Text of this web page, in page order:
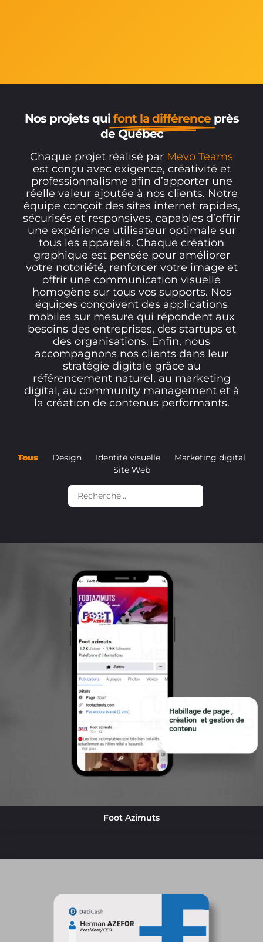
Nos projets qui font la différence près
de Québec
Chaque projet réalisé par Mevo Teams
est conçu avec exigence, créativité et
professionnalisme afin d’apporter une
réelle valeur ajoutée à nos clients. Notre
équipe conçoit des sites internet rapides,
sécurisés et responsives, capables d’offrir
une expérience utilisateur optimale sur
tous les appareils. Chaque création
graphique est pensée pour améliorer
votre notoriété, renforcer votre image et
offrir une communication visuelle
homogène sur tous vos supports. Nos
équipes conçoivent des applications
mobiles sur mesure qui répondent aux
besoins des entreprises, des startups et
des organisations. Enfin, nous
accompagnons nos clients dans leur
stratégie digitale grâce au
référencement naturel, au marketing
digital, au community management et à
la création de contenus performants.
Tous Design Identité visuelle
Marketing digital
Site Web
Foot Azimuts